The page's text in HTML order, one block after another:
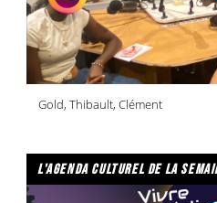
Gold, Thibault, Clément
l'agenda culturel de la